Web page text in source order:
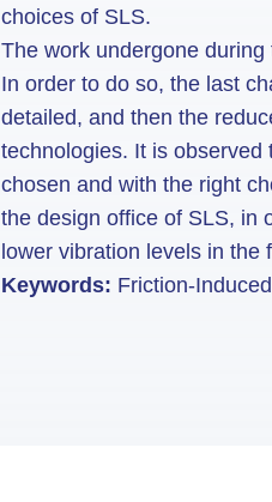
choices of SLS.
The work undergone
In order to do so, the last
detailed, and then the
technologies. It is
chosen and with the right
the design office of SLS, in
lower vibration levels in the
Keywords: Friction-